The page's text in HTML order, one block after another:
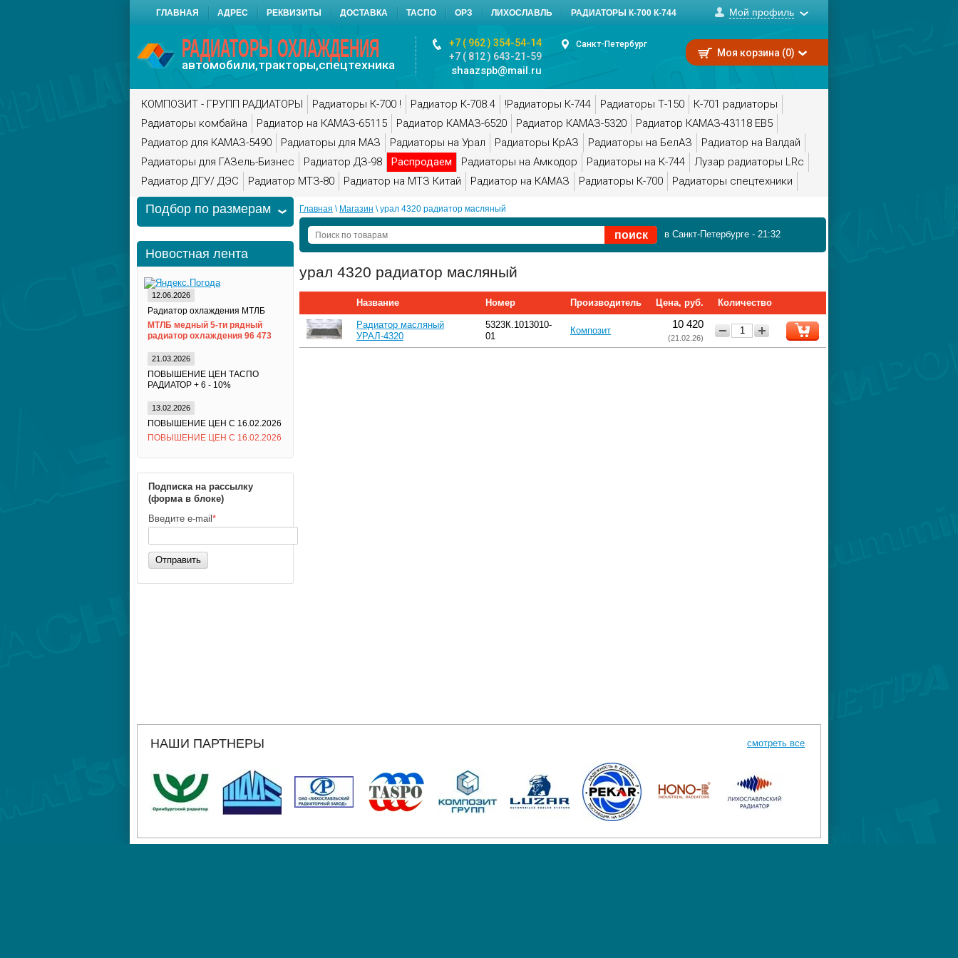
ГЛАВНАЯ АДРЕС РЕКВИЗИТЫ ДОСТАВКА ТАСПО ОРЗ ЛИХОСЛАВЛЬ РАДИАТОРЫ К-700 К-744 Мой профиль
РАДИАТОРЫ ОХЛАЖДЕНИЯ
автомобили,тракторы,спецтехника
+7 ( 962 ) 354-54-14
+7 ( 812 ) 643-21-59
shaazspb@mail.ru
Санкт-Петербург
Моя корзина (0)
КОМПОЗИТ - ГРУПП РАДИАТОРЫ Радиаторы К-700 ! Радиатор К-708.4 !Радиаторы К-744 Радиаторы Т-150
К-701 радиаторы
Радиаторы комбайна
Радиатор на КАМАЗ-65115 Радиатор КАМАЗ-6520 Радиатор КАМАЗ-5320
Радиатор КАМАЗ-43118 ЕВ5
Радиатор для КАМАЗ-5490
Радиаторы для МАЗ Радиаторы на Урал Радиаторы КрАЗ Радиаторы на БелАЗ
Радиатор на Валдай
Радиаторы для ГАЗель-Бизнес
Радиатор ДЗ-98 Распродаем Радиаторы на Амкодор Радиаторы на К-744
Лузар радиаторы LRc
Радиатор ДГУ/ ДЭС
Радиатор МТЗ-80 Радиатор на МТЗ Китай Радиатор на КАМАЗ Радиаторы К-700 Радиаторы спецтехники
Подбор по размерам
Новостная лента
12.06.2026
Радиатор охлаждения МТЛБ
МТЛБ медный 5-ти рядный
радиатор охлаждения 96 473
21.03.2026
ПОВЫШЕНИЕ ЦЕН ТАСПО
РАДИАТОР + 6 - 10%
13.02.2026
ПОВЫШЕНИЕ ЦЕН С 16.02.2026
ПОВЫШЕНИЕ ЦЕН С 16.02.2026
Подписка на рассылку
(форма в блоке)
Введите e-mail *
Отправить
Главная \ Магазин \ урал 4320 радиатор масляный
в Санкт-Петербурге - 21:32
урал 4320 радиатор масляный
Название Номер Производитель Цена, руб. Количество
Радиатор масляный
УРАЛ-4320
5323К.1013010-
01
Композит
10 420
(21.02.26)
+
НАШИ ПАРТНЕРЫ смотреть все